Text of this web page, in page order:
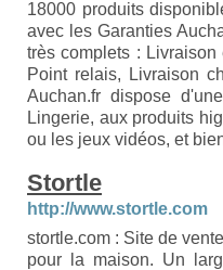
18000 produits
avec les Garanties
très complets :
Point relais, Livraison
Auchan.fr dispose
Lingerie, aux produits
ou les jeux vidéos, et
Stortle
http://www.stortle.com
stortle.com : Site de
pour la maison. Un